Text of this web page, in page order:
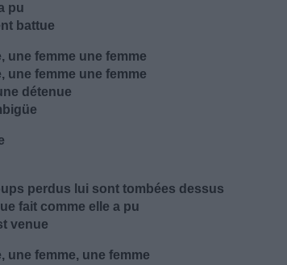
pu
battue
une femme une femme
une femme une femme
détenue
perdus lui sont tombées dessus
fait comme elle a pu
venue
une femme, une femme